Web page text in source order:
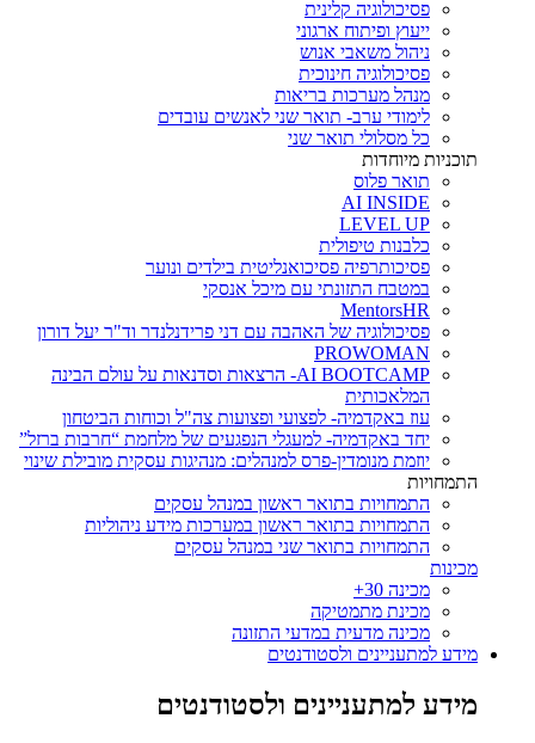
פסיכולוגיה קלינית
ייעוץ ופיתוח ארגוני
ניהול משאבי אנוש
פסיכולוגיה חינוכית
מנהל מערכות בריאות
לימודי ערב- תואר שני לאנשים עובדים
כל מסלולי תואר שני
תוכניות מיוחדות
תואר פלוס
AI INSIDE
LEVEL UP
כלבנות טיפולית
פסיכותרפיה פסיכואנליטית בילדים ונוער
במטבח התזונתי עם מיכל אנסקי
MentorsHR
פסיכולוגיה של האהבה עם דני פרידנלנדר וד"ר יעל דורון
PROWOMAN
AI BOOTCAMP- הרצאות וסדנאות על עולם הבינה
המלאכותית
עוז באקדמיה- לפצועי ופצועות צה"ל וכוחות הביטחון
יחד באקדמיה- למעגלי הנפגעים של מלחמת “חרבות ברזל”
יוזמת מנומדין-פרס למנהלים: מנהיגות עסקית מובילת שינוי
התמחויות
התמחויות בתואר ראשון במנהל עסקים
התמחויות בתואר ראשון במערכות מידע ניהוליות
התמחויות בתואר שני במנהל עסקים
מכינות
מכינה 30+
מכינת מתמטיקה
מכינה מדעית במדעי התזונה
מידע למתעניינים ולסטודנטים
מידע למתעניינים ולסטודנטים